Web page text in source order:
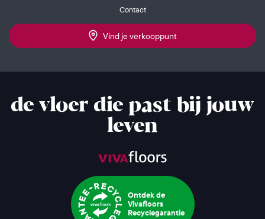
Contact
Vind je verkooppunt
de vloer die past bij jouw
leven
Ontdek de
Vivafloors
Recyclegarantie